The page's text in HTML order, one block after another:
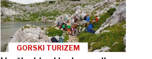
GORSKI TURIZEM